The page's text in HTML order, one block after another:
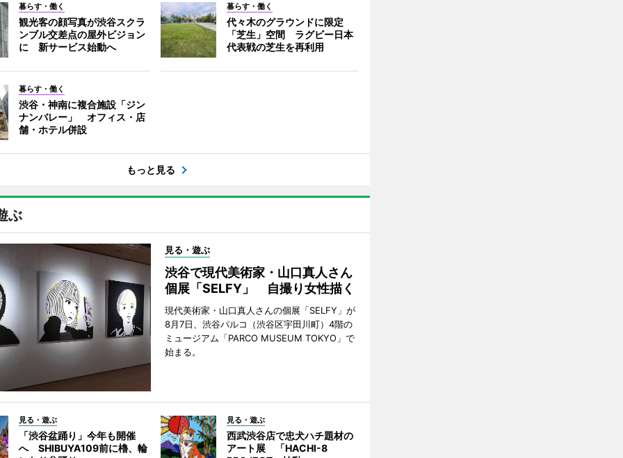
暮らす・働く
観光客の顔写真が渋谷スクラ
ンブル交差点の屋外ビジョン
に 新サービス始動へ
暮らす・働く
代々木のグラウンドに限定
「芝生」空間 ラグビー日本
代表戦の芝生を再利用
暮らす・働く
渋谷・神南に複合施設「ジン
ナンバレー」 オフィス・店
舗・ホテル併設
もっと見る
ぶ
見る・遊ぶ
渋谷で現代美術家・山口真人さん
個展「SELFY」 自撮り女性描く
現代美術家・山口真人さんの個展「SELFY」が
8月7日、渋谷パルコ（渋谷区宇田川町）4階の
ミュージアム「PARCO MUSEUM TOKYO」で
始まる。
見る・遊ぶ
「渋谷盆踊り」今年も開催
へ SHIBUYA109前に櫓、輪
見る・遊ぶ
西武渋谷店で忠犬ハチ題材の
アート展 「HACHI-8